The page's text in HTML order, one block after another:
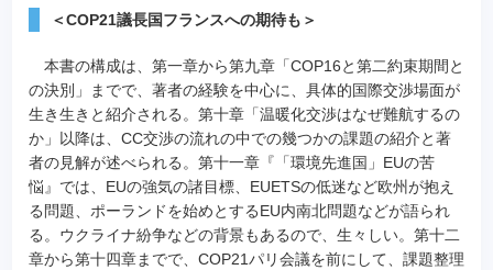
＜COP21議長国フランスへの期待も＞
本書の構成は、第一章から第九章「COP16と第二約束期間と
の決別」までで、著者の経験を中心に、具体的国際交渉場面が
生き生きと紹介される。第十章「温暖化交渉はなぜ難航するの
か」以降は、CC交渉の流れの中での幾つかの課題の紹介と著
者の見解が述べられる。第十一章『「環境先進国」EUの苦
悩』では、EUの強気の諸目標、EUETSの低迷など欧州が抱え
る問題、ポーランドを始めとするEU内南北問題などが語られ
る。ウクライナ紛争などの背景もあるので、生々しい。第十二
章から第十四章までで、COP21パリ会議を前にして、課題整理